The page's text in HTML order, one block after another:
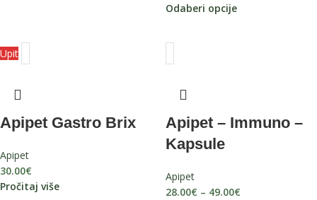
Odaberi opcije
Upit
Apipet Gastro Brix
Apipet
30.00€
Pročitaj više
Apipet – Immuno –
Kapsule
Apipet
28.00€ – 49.00€